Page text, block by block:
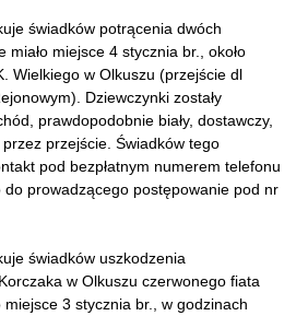
świadków potrącenia dwóch
miejsce 4 stycznia br., około
Wielkiego w Olkuszu (przejście dl
Dziewczynki zostały
prawdopodobnie biały, dostawczy,
przejście. Świadków tego
pod bezpłatnym numerem telefonu
prowadzącego postępowanie pod nr
świadków uszkodzenia
w Olkuszu czerwonego fiata
miejsce 3 stycznia br., w godzinach